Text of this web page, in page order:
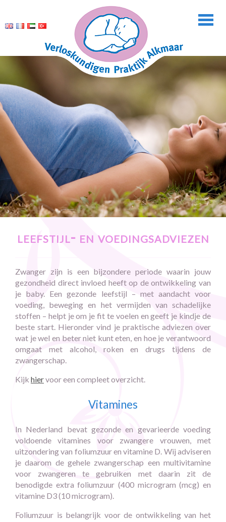
leefstijl- en voedingsadviezen
Zwanger zijn is een bijzondere periode waarin jouw
gezondheid direct invloed heeft op de ontwikkeling van
je baby. Een gezonde leefstijl – met aandacht voor
voeding, beweging en het vermijden van schadelijke
stoffen – helpt je om je fit te voelen en geeft je kindje de
beste start. Hieronder vind je praktische adviezen over
wat je wel en beter niet kunt eten, en hoe je verantwoord
omgaat met alcohol, roken en drugs tijdens de
zwangerschap.
Kijk hiervoor een compleet overzicht.
Vitamines
In Nederland bevat gezonde en gevarieerde voeding
voldoende vitamines voor zwangere vrouwen, met
uitzondering van foliumzuur en vitamine D. Wij adviseren
je daarom de gehele zwangerschap een multivitamine
voor zwangeren te gebruiken met daarin zit de
benodigde extra foliumzuur (400 microgram (mcg) en
vitamine D3 (10 microgram).
Foliumzuur is belangrijk voor de ontwikkeling van het